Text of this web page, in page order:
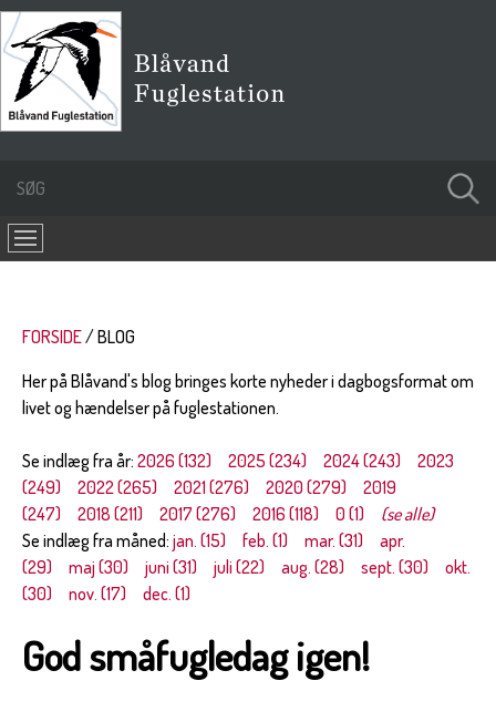
FORSIDE
BLOG
Her på Blåvand's blog bringes korte nyheder i dagbogsformat om
livet og hændelser på fuglestationen.
Se indlæg fra år: 2026 (132) 2025 (234) 2024 (243)
2023
(249)
2022 (265) 2021 (276) 2020 (279)
2019
(247)
2018 (211) 2017 (276) 2016 (118) 0 (1)
(se alle)
Se indlæg fra måned: jan. (15) feb. (1) mar. (31)
apr.
(29)
maj (30) juni (31) juli (22) aug. (28) sept. (30)
okt.
(30)
nov. (17) dec. (1)
God småfugledag igen!